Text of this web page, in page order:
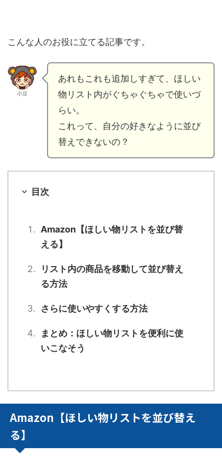
こんな人のお役に立てる記事です。
小豆
あれもこれも追加しすぎて、ほしい
物リスト内がぐちゃぐちゃで使いづ
らい。
これって、自分の好きなように並び
替えできないの？
目次
Amazon【ほしい物リストを並び替
える】
リスト内の商品を移動して並び替え
る方法
さらに使いやすくする方法
まとめ：ほしい物リストを便利に使
いこなそう
Amazon【ほしい物リストを並び替え
る】